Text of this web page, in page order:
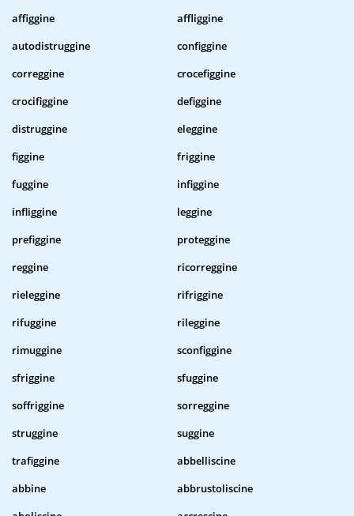
affiggine
affliggine
autodistruggine
configgine
correggine
crocefiggine
crocifiggine
defiggine
distruggine
eleggine
figgine
friggine
fuggine
infiggine
infliggine
leggine
prefiggine
proteggine
reggine
ricorreggine
rieleggine
rifriggine
rifuggine
rileggine
rimuggine
sconfiggine
sfriggine
sfuggine
soffriggine
sorreggine
struggine
suggine
trafiggine
abbelliscine
abbine
abbrustoliscine